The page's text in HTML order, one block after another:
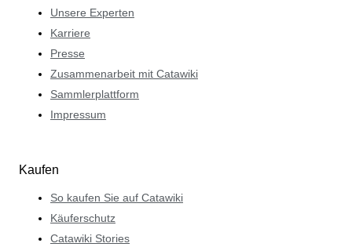
Unsere Experten
Karriere
Presse
Zusammenarbeit mit Catawiki
Sammlerplattform
Impressum
Kaufen
So kaufen Sie auf Catawiki
Käuferschutz
Catawiki Stories